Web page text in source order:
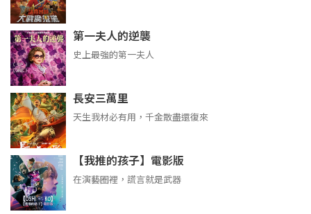
第一夫人的逆襲
史上最強的第一夫人
長安三萬里
天生我材必有用，千金散盡還復來
【我推的孩子】電影版
在演藝圈裡，謊言就是武器